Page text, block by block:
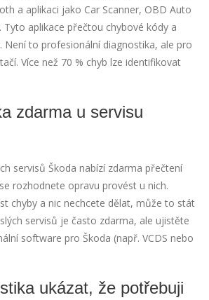
a aplikaci jako Car Scanner, OBD Auto
aplikace přečtou chybové kódy a
Není to profesionální diagnostika, ale pro
Více než 70 % chyb lze identifikovat
zdarma u servisu
servisů Škoda nabízí zdarma přečtení
rozhodnete opravu provést u nich.
chyby a nic nechcete dělat, může to stát
servisů je často zdarma, ale ujistěte
software pro Škoda (např. VCDS nebo
ukázat, že potřebuji